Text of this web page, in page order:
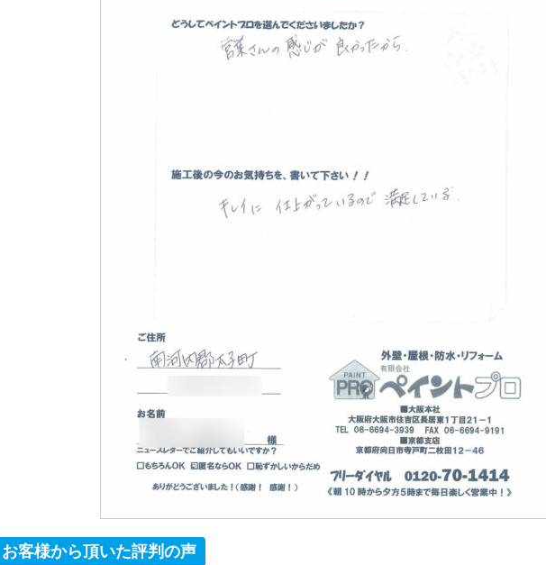
お客様から頂いた評判の声